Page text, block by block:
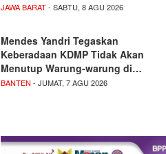
JAWA BARAT- SABTU, 8 AGU 2026
Mendes Yandri Tegaskan
Keberadaan KDMP Tidak Akan
Menutup Warung-warung di…
BANTEN - JUMAT, 7 AGU 2026